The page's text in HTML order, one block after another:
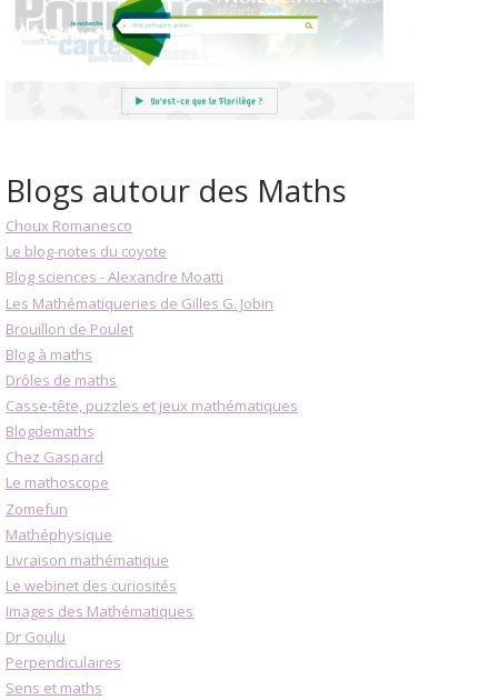
Blogs autour des Maths
Choux Romanesco
Le blog-notes du coyote
Blog sciences - Alexandre Moatti
Les Mathématiqueries de Gilles G. Jobin
Brouillon de Poulet
Blog à maths
Drôles de maths
Casse-tête, puzzles et jeux mathématiques
Blogdemaths
Chez Gaspard
Le mathoscope
Zomefun
Mathéphysique
Livraison mathématique
Le webinet des curiosités
Images des Mathématiques
Dr Goulu
Perpendiculaires
Sens et maths